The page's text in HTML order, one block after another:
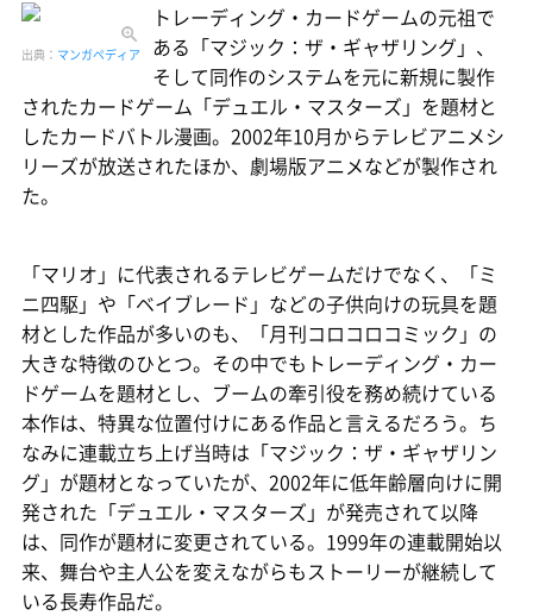
出典： マンガペディア
トレーディング・カードゲームの元祖で
ある「マジック：ザ・ギャザリング」、
そして同作のシステムを元に新規に製作
されたカードゲーム「デュエル・マスターズ」を題材と
したカードバトル漫画。2002年10月からテレビアニメシ
リーズが放送されたほか、劇場版アニメなどが製作され
た。
「マリオ」に代表されるテレビゲームだけでなく、「ミ
ニ四駆」や「ベイブレード」などの子供向けの玩具を題
材とした作品が多いのも、「月刊コロコロコミック」の
大きな特徴のひとつ。その中でもトレーディング・カー
ドゲームを題材とし、ブームの牽引役を務め続けている
本作は、特異な位置付けにある作品と言えるだろう。ち
なみに連載立ち上げ当時は「マジック：ザ・ギャザリン
グ」が題材となっていたが、2002年に低年齢層向けに開
発された「デュエル・マスターズ」が発売されて以降
は、同作が題材に変更されている。1999年の連載開始以
来、舞台や主人公を変えながらもストーリーが継続して
いる長寿作品だ。